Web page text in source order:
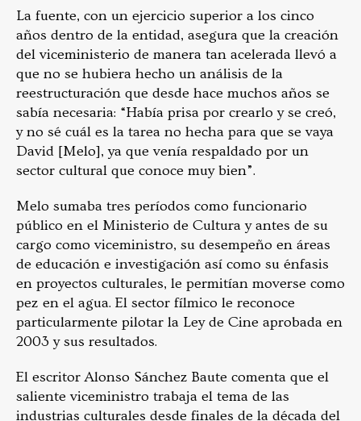
La fuente, con un ejercicio superior a los cinco
años dentro de la entidad, asegura que la creación
del viceministerio de manera tan acelerada llevó a
que no se hubiera hecho un análisis de la
reestructuración que desde hace muchos años se
sabía necesaria: “Había prisa por crearlo y se creó,
y no sé cuál es la tarea no hecha para que se vaya
David [Melo], ya que venía respaldado por un
sector cultural que conoce muy bien”.
Melo sumaba tres períodos como funcionario
público en el Ministerio de Cultura y antes de su
cargo como viceministro, su desempeño en áreas
de educación e investigación así como su énfasis
en proyectos culturales, le permitían moverse como
pez en el agua. El sector fílmico le reconoce
particularmente pilotar la Ley de Cine aprobada en
2003 y sus resultados.
El escritor Alonso Sánchez Baute comenta que el
saliente viceministro trabaja el tema de las
industrias culturales desde finales de la década del